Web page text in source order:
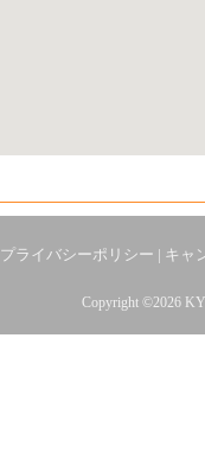
プライバシーポリシー | キャ
Copyright ©2026